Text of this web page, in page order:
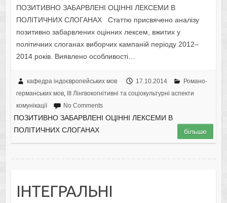
ПОЗИТИВНО ЗАБАРВЛЕНІ ОЦІННІ ЛЕКСЕМИ В
ПОЛІТИЧНИХ СЛОГАНАХ Статтю присвячено аналізу
позитивно забарвлених оцінних лексем, вжитих у
політичних слоганах виборчих кампаній періоду 2012–
2014 років. Виявлено особливості…
кафедра індоєвропейських мов 17.10.2014
Романо-
германських мов, IІI Лінгвокогнітивні та соціокультурні аспекти
комунікації
No Comments
ПОЗИТИВНО ЗАБАРВЛЕНІ ОЦІННІ ЛЕКСЕМИ В
ПОЛІТИЧНИХ СЛОГАНАХ
більше
ІНТЕГРАЛЬНІ